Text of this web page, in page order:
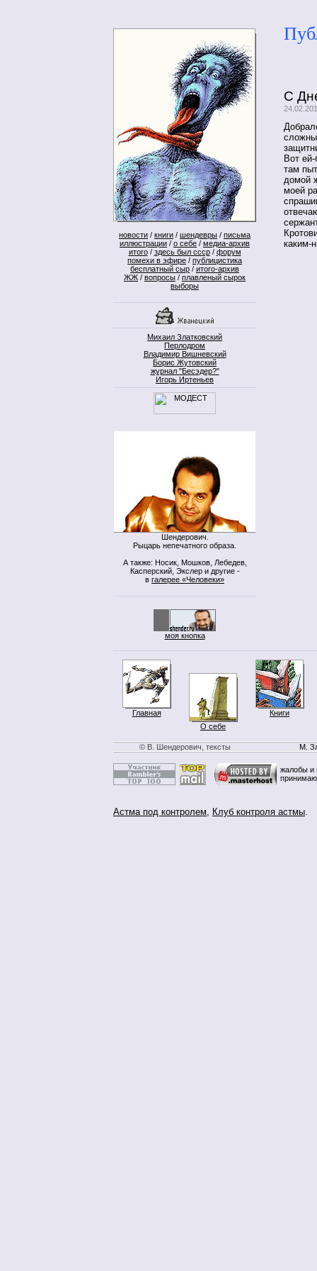
новости / книги / шендевры / письма
иллюстрации / о себе / медиа-архив
итого/ здесь был ссср/ форум
помехи в эфире / публицистика
бесплатный сыр / итого-архив
ЖЖ / вопросы / плавленый сырок
выборы
Михаил Златковский
Перлодром
Владимир Вишневский
Борис Жутовский
журнал "Бесэдер?"
Игорь Иртеньев
Шендерович.
Рыцарь непечатного образа.
А также: Носик, Мошков, Лебедев,
Касперский, Экслер и другие -
в галерее «Человеки»
моя кнопка
С
Вот
там
домой
моей
каким-
Главная
О себе
Книги
© В. Шендерович, тексты М.
жалобы и
Астма под контролем, Клуб контроля астмы.